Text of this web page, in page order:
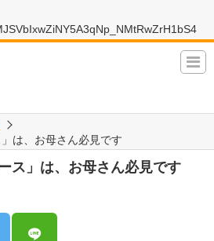
は、お母さん必見です
ス」は、お母さん必見です